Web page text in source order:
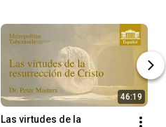
46:19
Las virtudes de la